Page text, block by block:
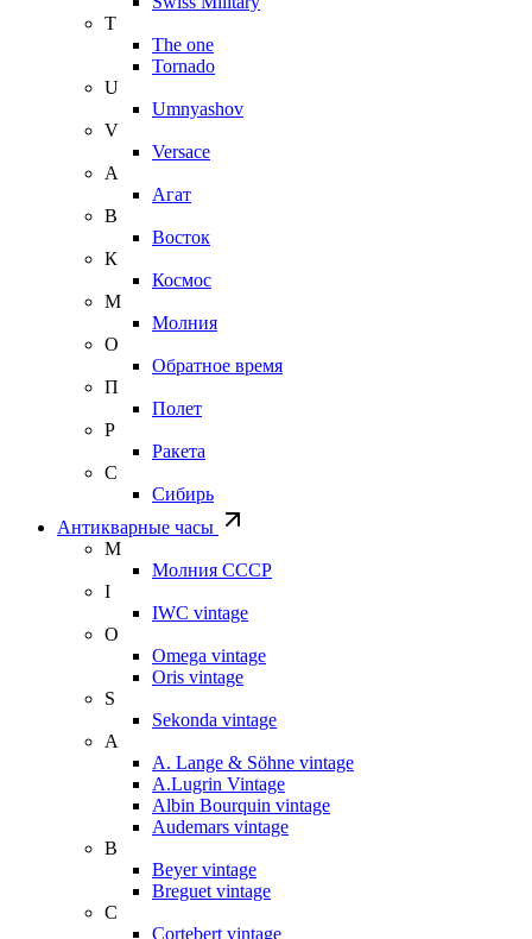
T
The one
Tornado
U
Umnyashov
V
Versace
А
Агат
В
Восток
К
Космос
М
Молния
О
Обратное время
П
Полет
Р
Ракета
С
Сибирь
Антикварные часы
М
Молния СССР
I
IWC vintage
O
Omega vintage
Oris vintage
S
Sekonda vintage
A
A. Lange & Söhne vintage
A.Lugrin Vintage
Albin Bourquin vintage
Audemars vintage
B
Beyer vintage
Breguet vintage
C
Cortebert vintage